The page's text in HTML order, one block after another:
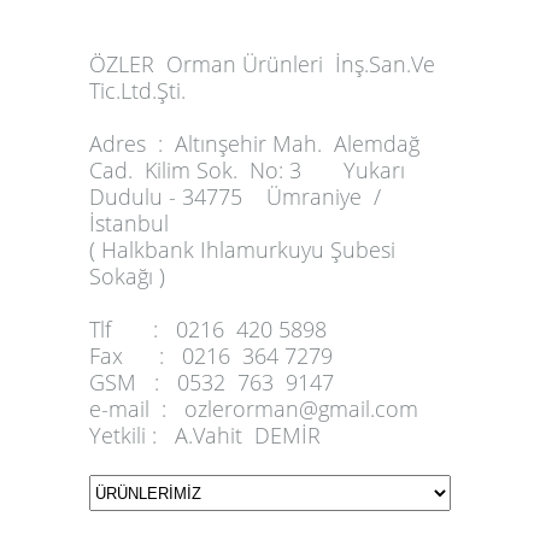
ÖZLER Orman Ürünleri İnş.San.Ve
Tic.Ltd.Şti.
Adres : Altınşehir Mah. Alemdağ
Cad. Kilim Sok. No: 3 Yukarı
Dudulu - 34775 Ümraniye /
İstanbul
( Halkbank Ihlamurkuyu Şubesi
Sokağı )
Tlf :
0216 420 5898
Fax :
0216 364 7279
GSM :
0532 763 9147
e-mail :
ozlerorman@gmail.com
Yetkili :
A.Vahit DEMİR